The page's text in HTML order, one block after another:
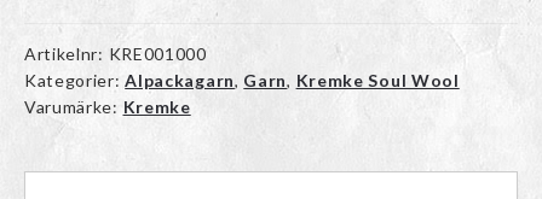
Artikelnr: KRE001000
Kategorier:Alpackagarn, Garn, Kremke Soul Wool
Varumärke: Kremke